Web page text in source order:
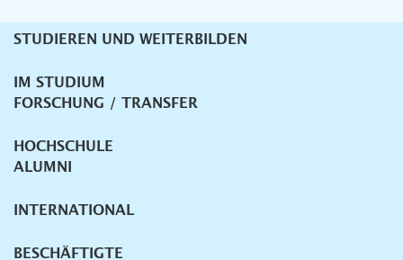
Unternavigation
STUDIEREN UND WEITERBILDEN
IM STUDIUM
FORSCHUNG / TRANSFER
HOCHSCHULE
ALUMNI
INTERNATIONAL
BESCHÄFTIGTE